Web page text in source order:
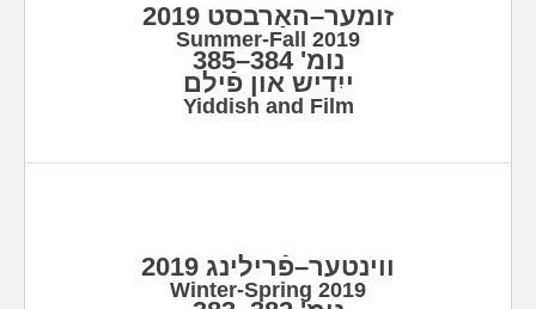
זומער–האַרבסט 2019
Summer-Fall 2019
נומ' 384–385
ייִדיש און פֿילם
Yiddish and Film
ווינטער–פֿרילינג 2019
Winter-Spring 2019